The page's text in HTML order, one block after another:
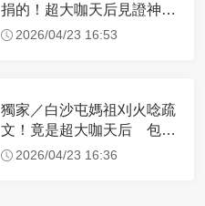
捐的！超大咖天后見證神
蹟 一靠近媽祖就爆哭
2026/04/23 16:53
獨家／白沙屯媽祖刈火唸疏
文！竟是超大咖天后 包尿
布忍尿5小時不喊累
2026/04/23 16:36